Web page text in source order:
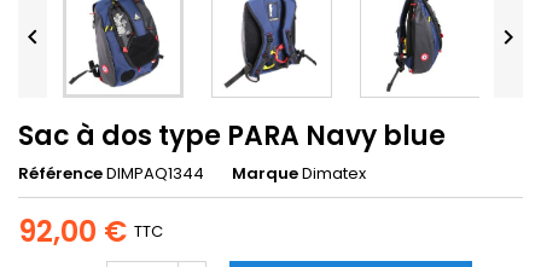
 
Sac à dos type PARA Navy blue
RéférenceDIMPAQ1344 MarqueDimatex
92,00 € TTC